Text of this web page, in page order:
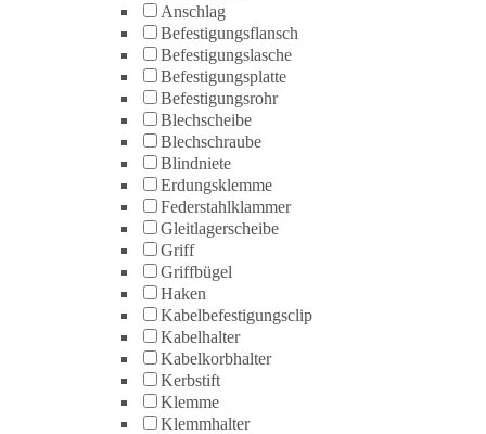
Anschlag
Befestigungsflansch
Befestigungslasche
Befestigungsplatte
Befestigungsrohr
Blechscheibe
Blechschraube
Blindniete
Erdungsklemme
Federstahlklammer
Gleitlagerscheibe
Griff
Griffbügel
Haken
Kabelbefestigungsclip
Kabelhalter
Kabelkorbhalter
Kerbstift
Klemme
Klemmhalter